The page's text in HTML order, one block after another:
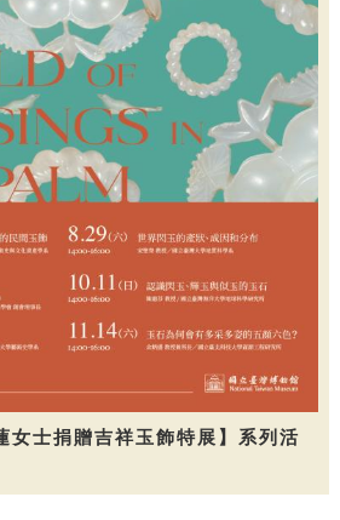
女士捐贈吉祥玉飾特展】系列活